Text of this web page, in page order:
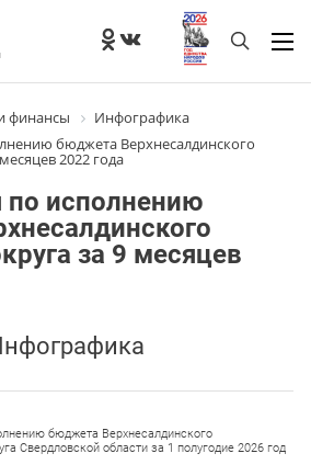
финансы
Инфографика
бюджета Верхнесалдинского
2022 года
исполнению
за 9 месяцев
бюджета Верхнесалдинского
Свердловской области за 1 полугодие 2026 год